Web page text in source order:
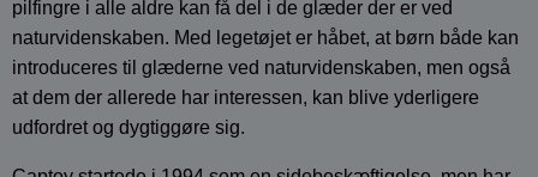
pilfingre i alle aldre kan få del i de glæder der er ved
naturvidenskaben. Med legetøjet er håbet, at børn både kan
introduceres til glæderne ved naturvidenskaben, men også
at dem der allerede har interessen, kan blive yderligere
udfordret og dygtiggøre sig.